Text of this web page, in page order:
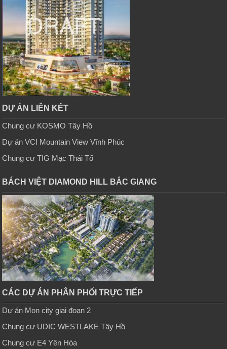
DỰ ÁN LIÊN KẾT
Chung cư KOSMO Tây Hồ
Dự án VCI Mountain View Vĩnh Phúc
Chung cư TIG Mạc Thái Tổ
BÁCH VIỆT DIAMOND HILL BẮC GIANG
CÁC DỰ ÁN PHÂN PHỐI TRỰC TIẾP
Dự án Mon city giai đoạn 2
Chung cư UDIC WESTLAKE Tây Hồ
Chung cư E4 Yên Hòa